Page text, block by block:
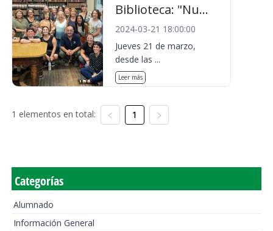
Biblioteca: "Nu...
2024-03-21 18:00:00
Jueves 21 de marzo,
desde las ...
Leer más
1 elementos en total: 1
Categorías
Alumnado
Información General